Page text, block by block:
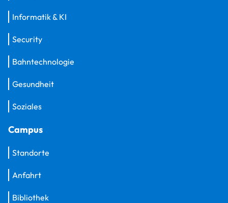
Informatik & KI
Security
Bahntechnologie
Gesundheit
Soziales
Campus
Standorte
Anfahrt
Bibliothek